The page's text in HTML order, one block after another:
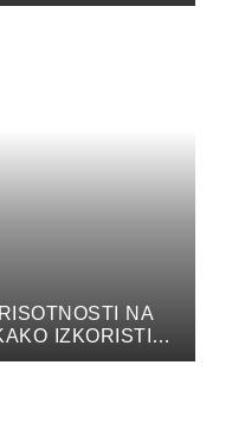
NA
IZKORISTITI
ZA